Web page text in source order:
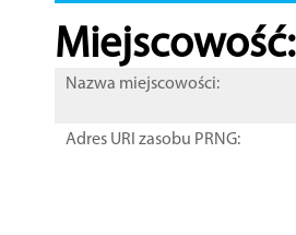
Miejscowość:
Nazwa miejscowości:
Adres URI zasobu PRNG: